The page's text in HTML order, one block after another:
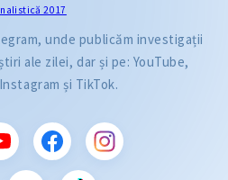
2017
unde publicăm investigații
ale zilei, dar și pe: YouTube,
și TikTok.